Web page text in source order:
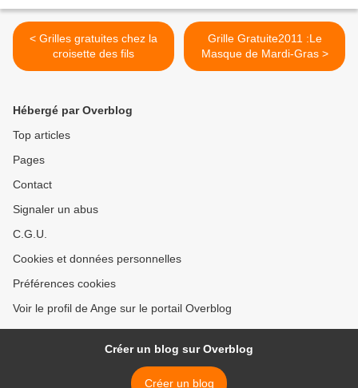
< Grilles gratuites chez la
croisette des fils
Grille Gratuite2011 :Le
Masque de Mardi-Gras >
Hébergé par Overblog
Top articles
Pages
Contact
Signaler un abus
C.G.U.
Cookies et données personnelles
Préférences cookies
Voir le profil de Ange sur le portail Overblog
Créer un blog sur Overblog
Créer un blog